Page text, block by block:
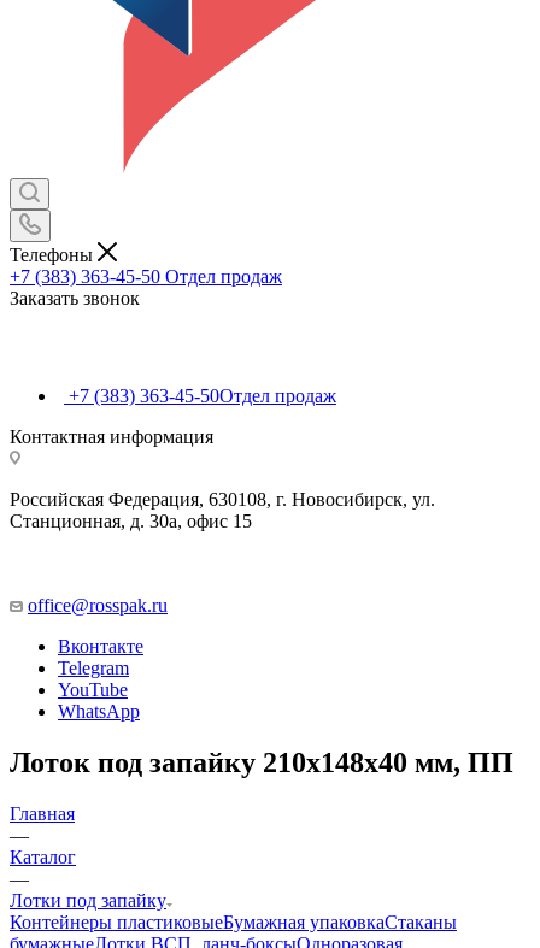
Телефоны
+7 (383) 363-45-50 Отдел продаж
Заказать звонок
+7 (383) 363-45-50Отдел продаж
Контактная информация
Российская Федерация, 630108, г. Новосибирск, ул.
Станционная, д. 30а, офис 15
office@rosspak.ru
Вконтакте
Telegram
YouTube
WhatsApp
Лоток под запайку 210х148х40 мм, ПП
Главная
—
Каталог
—
Лотки под запайку
Контейнеры пластиковыеБумажная упаковкаСтаканы
бумажныеЛотки ВСП, ланч-боксыОдноразовая